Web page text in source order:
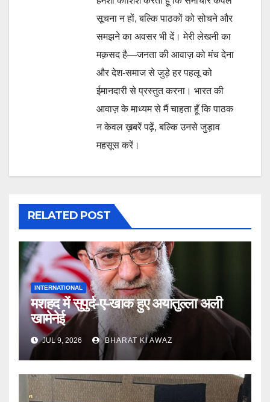
सूचना न हों, बल्कि पाठकों को सोचने और
समझने का अवसर भी दें। मेरी लेखनी का
मक़सद है—जनता की आवाज़ को मंच देना
और देश-समाज से जुड़े हर पहलू को
ईमानदारी से प्रस्तुत करना। भारत की
आवाज़ के माध्यम से मैं चाहता हूँ कि पाठक
न केवल ख़बरें पढ़ें, बल्कि उनसे जुड़ाव
महसूस करें।
RELATED POST
INTERNATIONAL
मशहद में सुपुर्द-ए-खाक हुए अयातुल्ला अली
खामेनेई
JUL 9, 2026 BHARAT KI AWAZ